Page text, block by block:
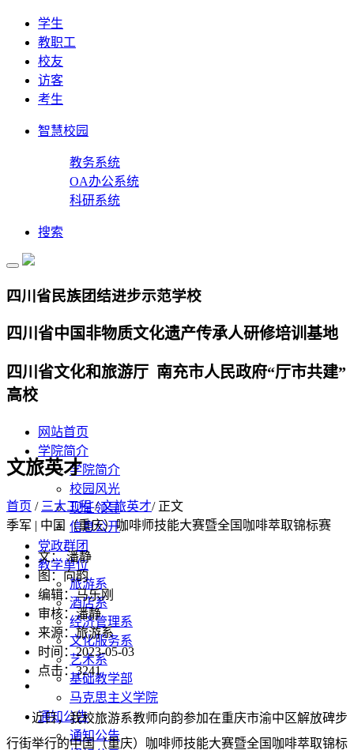
学生
教职工
校友
访客
考生
智慧校园
教务系统
OA办公系统
科研系统
搜索
四川省民族团结进步示范学校
四川省中国非物质文化遗产传承人研修培训基地
四川省文化和旅游厅 南充市人民政府“厅市共建”
高校
网站首页
学院简介
学院简介
校园风光
现任领导
信息公开
党政群团
教学单位
旅游系
酒店系
经济管理系
文化服务系
艺术系
基础教学部
马克思主义学院
通知公告
通知公告
文旅英才
首页 / 三大工程/文旅英才/ 正文
季军 | 中国（重庆）咖啡师技能大赛暨全国咖啡萃取锦标赛
文： 潘静
图：向韵
编辑：马乐刚
审核：潘静
来源：旅游系
时间：2023-05-03
点击：3241
近日，我校旅游系教师向韵参加在重庆市渝中区解放碑步
行街举行的中国（重庆）咖啡师技能大赛暨全国咖啡萃取锦标